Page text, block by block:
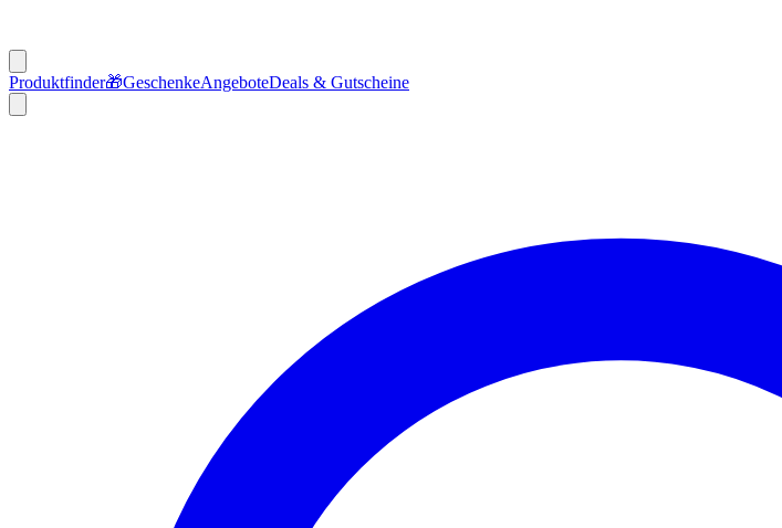
Produktfinder🎁GeschenkeAngeboteDeals & Gutscheine